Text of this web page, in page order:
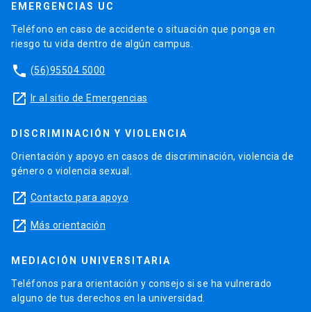
EMERGENCIAS UC
Teléfono en caso de accidente o situación que ponga en
riesgo tu vida dentro de algún campus.
phone (56)95504 5000
launch Ir al sitio de Emergencias
DISCRIMINACIÓN Y VIOLENCIA
Orientación y apoyo en casos de discriminación, violencia de
género o violencia sexual.
launch Contacto para apoyo
launch Más orientación
MEDIACIÓN UNIVERSITARIA
Teléfonos para orientación y consejo si se ha vulnerado
alguno de tus derechos en la universidad.